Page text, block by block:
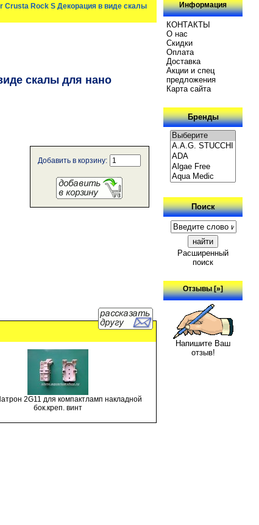
Crusta Rock S Декорация в виде скалы
скалы для нано
Добавить в корзину:
2G11 для компактламп накладной
бок.креп. винт
Информация
КОНТАКТЫ
О нас
Скидки
Oплатa
Доставка
Акции и спец
предложения
Карта сайта
Бренды
Поиск
Расширенный
поиск
Отзывы [»]
Напишите Ваш
отзыв!